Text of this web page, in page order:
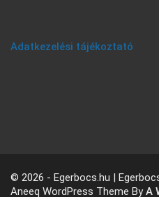
Adatkezelési tájékoztató
© 2026 - Egerbocs.hu |
Aneeq WordPress Theme ByA